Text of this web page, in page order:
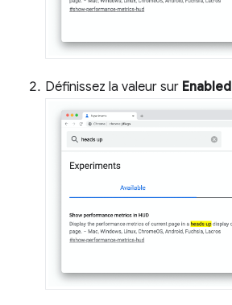
Définissez la valeur sur Enabled